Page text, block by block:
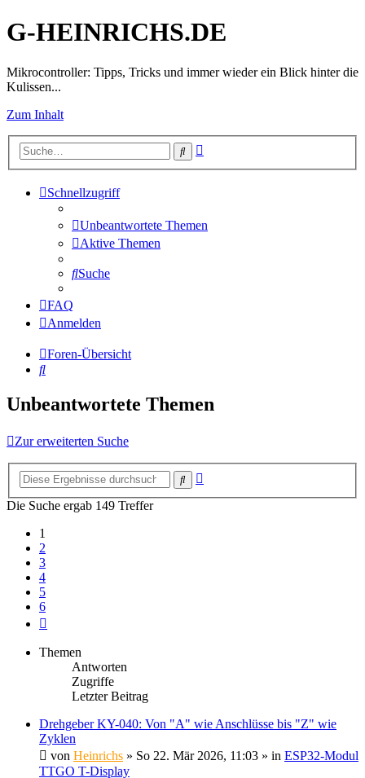
G-HEINRICHS.DE
Mikrocontroller: Tipps, Tricks und immer wieder ein Blick hinter die
Kulissen...
Zum Inhalt
Suche
Schnellzugriff
Unbeantwortete Themen
Aktive Themen
Suche
FAQ
Anmelden
Foren-Übersicht
Suche
Unbeantwortete Themen
Zur erweiterten Suche
Suche
Die Suche ergab 149 Treffer
1
2
3
4
5
6
Themen
Antworten
Zugriffe
Letzter Beitrag
Drehgeber KY-040: Von "A" wie Anschlüsse bis "Z" wie
Zyklen
von Heinrichs » So 22. Mär 2026, 11:03 » in ESP32-Modul
TTGO T-Display